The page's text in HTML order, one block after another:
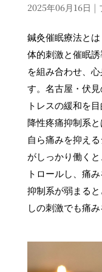
2025年06月16日 |
鍼灸催眠療法と
体的刺激と催眠
を組み合わせ、
す。名古屋・伏
トレスの緩和を
降性疼痛抑制系
自ら痛みを抑え
がしっかり働く
トロールし、痛
抑制系が弱まる
しの刺激でも痛